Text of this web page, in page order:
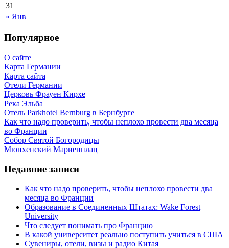
« Янв
31
Популярное
О сайте
Карта Германии
Карта сайта
Отели Германии
Церковь Фрауен Кирхе
Река Эльба
Отель Parkhotel Bernburg в Бернбурге
Как что надо проверить, чтобы неплохо провести два месяца
во Франции
Собор Святой Богородицы
Мюнхенский Мариенплац
Недавние записи
Как что надо проверить, чтобы неплохо провести два
месяца во Франции
Образование в Соединенных Штатах: Wake Forest
University
Что следует понимать про Францию
В какой университет реально поступить учиться в США
Сувениры, отели, визы и радио Китая